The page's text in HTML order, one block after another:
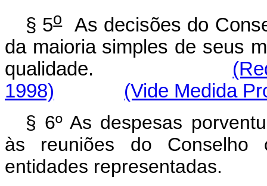
§ 5oAs decisões do
da maioria simples de seus
qualidade.
1998)
(Vide Medida
§ 6º As despesas
às reuniões do Conselho
entidades representadas.